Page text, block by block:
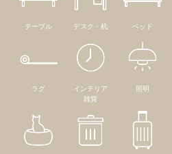
テーブル デスク・机 ベッド
ラグ
インテリア
雑貨
照明